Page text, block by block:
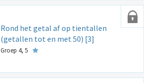
Rond het getal af op tientallen
(getallen tot en met 50) [3]
Groep 4, 5